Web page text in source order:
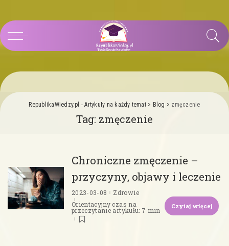
RepublikaWiedzy.pl - Artykuły na każdy temat> Blog > zmęczenie
Tag: zmęczenie
Chroniczne zmęczenie –
przyczyny, objawy i leczenie
2023-03-08
Zdrowie
Orientacyjny czas na
przeczytanie artykułu: 7 min
Czytaj więcej